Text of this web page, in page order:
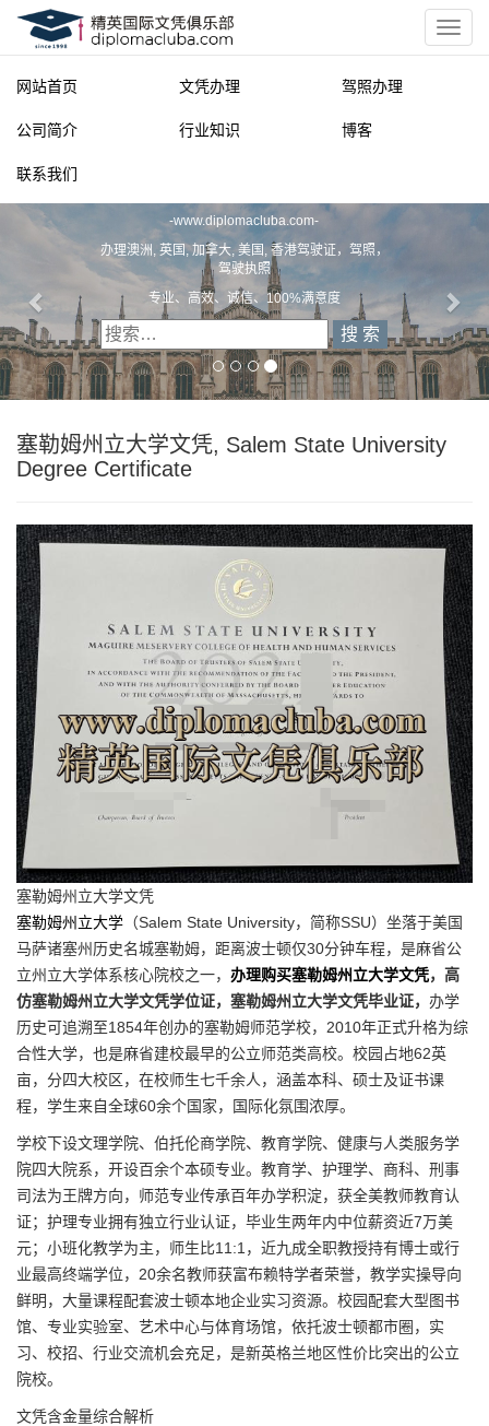
网站首页 文凭办理 驾照办理
公司简介 行业知识 博客
联系我们
-www.diplomacluba.com-
办理澳洲, 英国, 加拿大, 美国, 香港驾驶证，驾照，
驾驶执照
专业、高效、诚信、100%满意度
塞勒姆州立大学文凭, Salem State University
Degree Certificate
塞勒姆州立大学文凭
塞勒姆州立大学 （Salem State University，简称SSU）坐落于美国
马萨诸塞州历史名城塞勒姆，距离波士顿仅30分钟车程，是麻省公
立州立大学体系核心院校之一， 办理购买塞勒姆州立大学文凭，高
仿塞勒姆州立大学文凭学位证，塞勒姆州立大学文凭毕业证， 办学
历史可追溯至1854年创办的塞勒姆师范学校，2010年正式升格为综
合性大学，也是麻省建校最早的公立师范类高校。校园占地62英
亩，分四大校区，在校师生七千余人，涵盖本科、硕士及证书课
程，学生来自全球60余个国家，国际化氛围浓厚。
学校下设文理学院、伯托伦商学院、教育学院、健康与人类服务学
院四大院系，开设百余个本硕专业。教育学、护理学、商科、刑事
司法为王牌方向，师范专业传承百年办学积淀，获全美教师教育认
证；护理专业拥有独立行业认证，毕业生两年内中位薪资近7万美
元；小班化教学为主，师生比11:1，近九成全职教授持有博士或行
业最高终端学位，20余名教师获富布赖特学者荣誉，教学实操导向
鲜明，大量课程配套波士顿本地企业实习资源。校园配套大型图书
馆、专业实验室、艺术中心与体育场馆，依托波士顿都市圈，实
习、校招、行业交流机会充足，是新英格兰地区性价比突出的公立
院校。
文凭含金量综合解析